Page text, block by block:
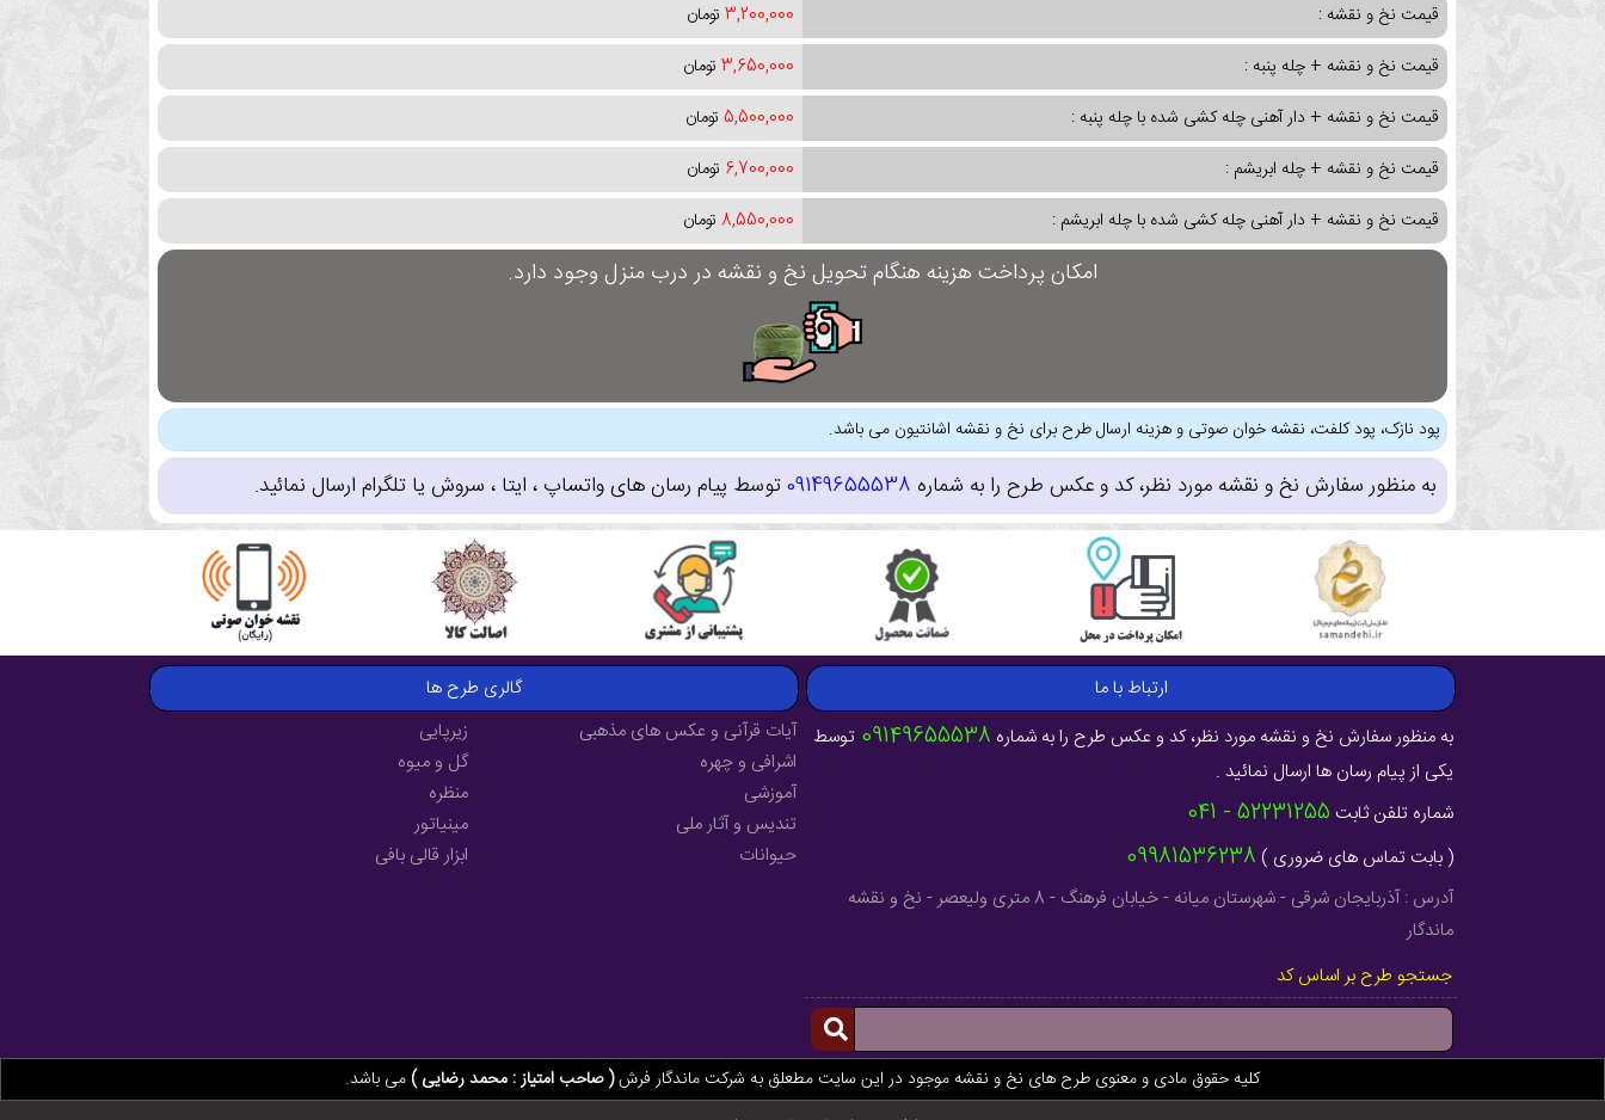
قیمت نخ و نقشه :
3,200,000 تومان
قیمت نخ و نقشه + چله پنبه :
3,650,000 تومان
قیمت نخ و نقشه + دار آهنی چله کشی شده با چله پنبه :
5,500,000 تومان
قیمت نخ و نقشه + چله ابریشم :
6,700,000 تومان
قیمت نخ و نقشه + دار آهنی چله کشی شده با چله ابریشم :
8,550,000 تومان
امکان پرداخت هزینه هنگام تحویل نخ و نقشه در درب منزل وجود دارد.
پود نازک، پود کلفت، نقشه خوان صوتی و هزینه ارسال طرح برای نخ و نقشه اشانتیون می باشد.
به منظور سفارش نخ و نقشه مورد نظر، کد و عکس طرح را به شماره 09149655538توسط پیام رسان های واتساپ ، ایتا ، سروش یا تلگرام ارسال نمائید.
ارتباط با ما
به منظور سفارش نخ و نقشه مورد نظر، کد و عکس طرح را به شماره 09149655538 توسط
یکی از پیام رسان ها ارسال نمائید .
شماره تلفن ثابت 52231255 - 041
( بابت تماس های ضروری ) 09981536238
آدرس : آذربایجان شرقی - شهرستان میانه - خیابان فرهنگ - 8 متری ولیعصر - نخ و نقشه
ماندگار
جستجو طرح بر اساس کد
گالری طرح ها
آیات قرآنی و عکس های مذهبی
اشرافی و چهره
آموزشی
تندیس و آثار ملی
حیوانات
زیرپایی
گل و میوه
منظره
مینیاتور
ابزار قالی بافی
کلیه حقوق مادی و معنوی طرح های نخ و نقشه موجود در این سایت مطعلق به شرکت ماندگار فرش( صاحب امتیاز : محمد رضایی ) می باشد.